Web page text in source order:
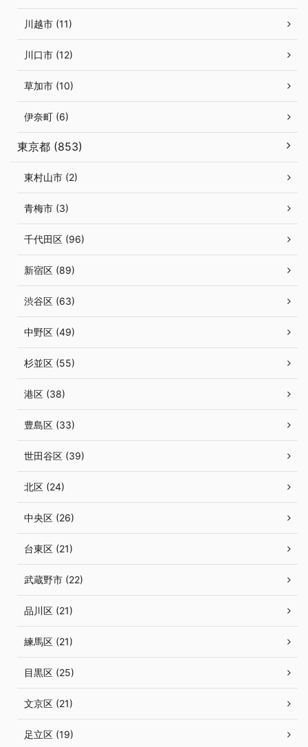
川越市 (11)
川口市 (12)
草加市 (10)
伊奈町 (6)
東京都 (853)
東村山市 (2)
青梅市 (3)
千代田区 (96)
新宿区 (89)
渋谷区 (63)
中野区 (49)
杉並区 (55)
港区 (38)
豊島区 (33)
世田谷区 (39)
北区 (24)
中央区 (26)
台東区 (21)
武蔵野市 (22)
品川区 (21)
練馬区 (21)
目黒区 (25)
文京区 (21)
足立区 (19)